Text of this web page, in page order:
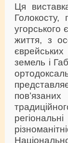
Ця
Голокосту,
угорського
життя, з
земель і